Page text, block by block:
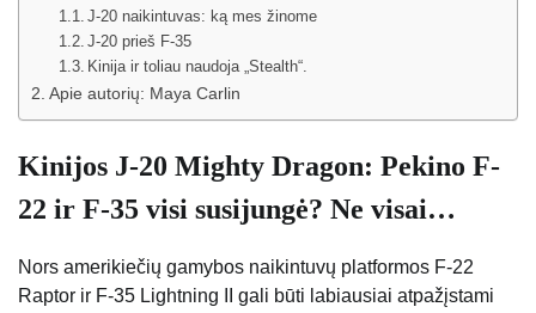
J-20 naikintuvas: ką mes žinome
J-20 prieš F-35
Kinija ir toliau naudoja „Stealth“.
Apie autorių: Maya Carlin
Kinijos J-20 Mighty Dragon: Pekino F-
22 ir F-35 visi susijungė? Ne visai…
Nors amerikiečių gamybos naikintuvų platformos F-22
Raptor ir F-35 Lightning II gali būti labiausiai atpažįstami